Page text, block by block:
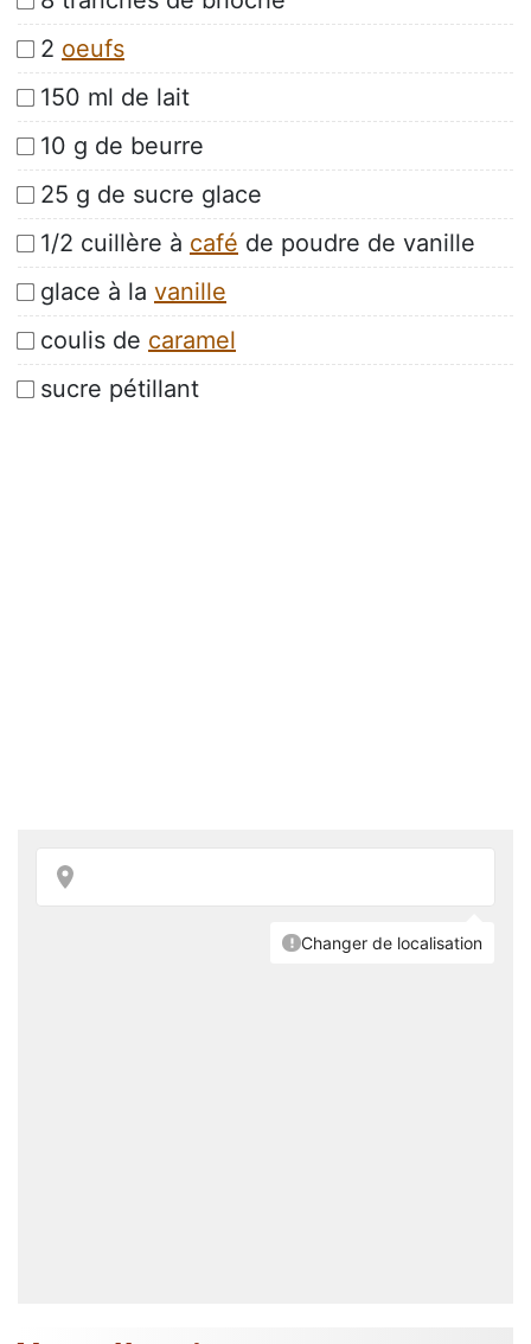
2 oeufs
150 ml de lait
10 g de beurre
25 g de sucre glace
1/2 cuillère à café de poudre de vanille
glace à la vanille
coulis de caramel
sucre pétillant